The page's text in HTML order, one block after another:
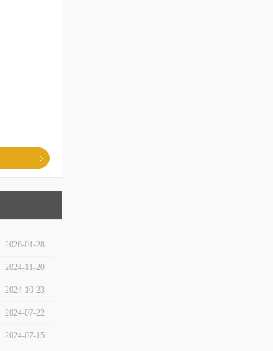
2026-01-28
2024-11-20
2024-10-23
2024-07-22
2024-07-15